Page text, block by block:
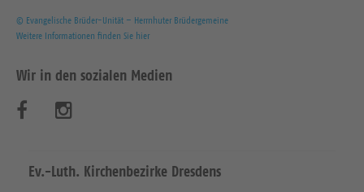
© Evangelische Brüder-Unität – Herrnhuter Brüdergemeine
Weitere Informationen finden Sie hier
Wir in den sozialen Medien
s
s
Ev.-Luth. Kirchenbezirke Dresdens